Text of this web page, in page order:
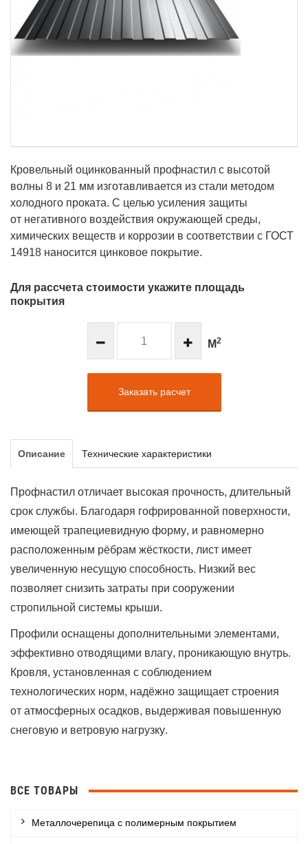
Кровельный оцинкованный профнастил с высотой
волны 8 и 21 мм изготавливается из стали методом
холодного проката. С целью усиления защиты
от негативного воздействия окружающей среды,
химических веществ и коррозии в соответствии с ГОСТ
14918 наносится цинковое покрытие.
М2
Для рассчета стоимости укажите площадь
покрытия
Заказать расчет
Описание Технические характеристики
Профнастил отличает высокая прочность, длительный
срок службы. Благодаря гофрированной поверхности,
имеющей трапециевидную форму, и равномерно
расположенным рёбрам жёсткости, лист имеет
увеличенную несущую способность. Низкий вес
позволяет снизить затраты при сооружении
стропильной системы крыши.
Профили оснащены дополнительными элементами,
эффективно отводящими влагу, проникающую внутрь.
Кровля, установленная с соблюдением
технологических норм, надёжно защищает строения
от атмосферных осадков, выдерживая повышенную
снеговую и ветровую нагрузку.
ВСЕ ТОВАРЫ
Металлочерепица с полимерным покрытием